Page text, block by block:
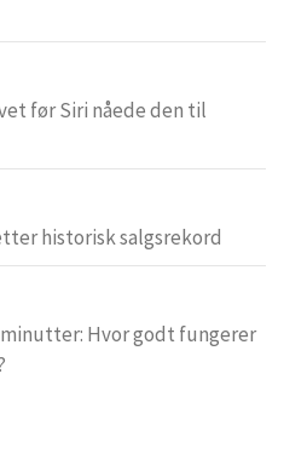
før Siri nåede den til
historisk salgsrekord
Hvor godt fungerer